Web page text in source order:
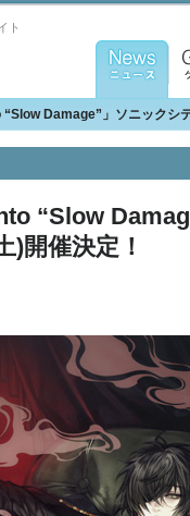
ト
News：ニ
ュース
ー
Damage”」ソニックシ
“Slow
)開催決定！